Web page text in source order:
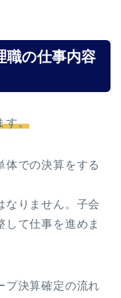
職の仕事内容
す。
体での決算をする
なりません。子会
て仕事を進めま
決算確定の流れ